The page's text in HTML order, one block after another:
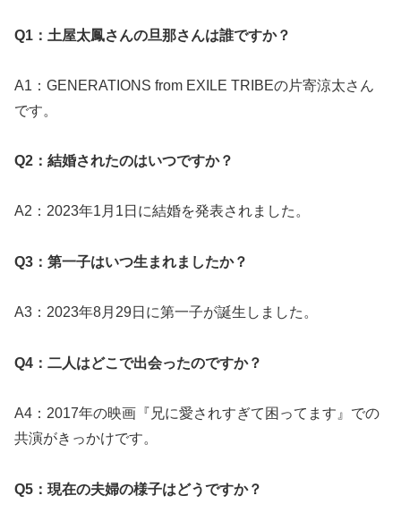
Q1：土屋太鳳さんの旦那さんは誰ですか？
A1：GENERATIONS from EXILE TRIBEの片寄涼太さん
です。
Q2：結婚されたのはいつですか？
A2：2023年1月1日に結婚を発表されました。
Q3：第一子はいつ生まれましたか？
A3：2023年8月29日に第一子が誕生しました。
Q4：二人はどこで出会ったのですか？
A4：2017年の映画『兄に愛されすぎて困ってます』での
共演がきっかけです。
Q5：現在の夫婦の様子はどうですか？